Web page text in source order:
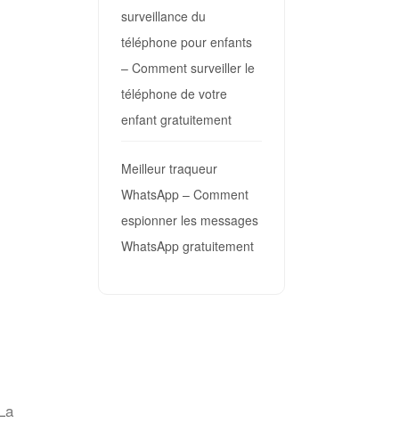
surveillance du
téléphone pour enfants
– Comment surveiller le
téléphone de votre
enfant gratuitement
Meilleur traqueur
WhatsApp – Comment
espionner les messages
WhatsApp gratuitement